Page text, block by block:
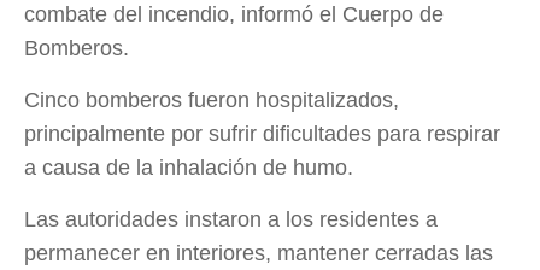
combate del incendio, informó el Cuerpo de
Bomberos.
Cinco bomberos fueron hospitalizados,
principalmente por sufrir dificultades para respirar
a causa de la inhalación de humo.
Las autoridades instaron a los residentes a
permanecer en interiores, mantener cerradas las